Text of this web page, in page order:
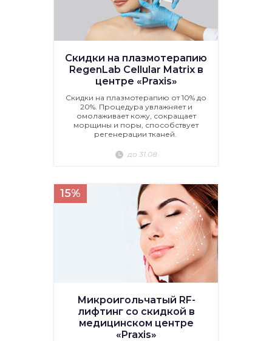
Скидки на плазмотерапию
RegenLab Cellular Matrix в
центре «Praxis»
Скидки на плазмотерапию от 10% до
20%. Процедура увлажняет и
омолаживает кожу, сокращает
морщины и поры, способствует
регенерации тканей.
до 31.08
15%
Микроигольчатый RF-
лифтинг со скидкой в
медицинском центре
«Praxis»